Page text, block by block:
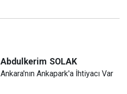
Abdulkerim SOLAK
Ankara'nın Ankapark'a İhtiyacı Var